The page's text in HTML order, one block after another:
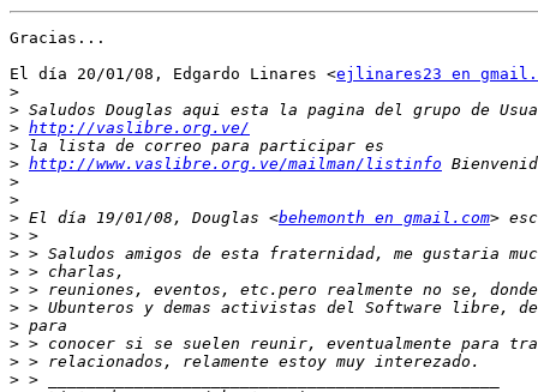
Gracias...
El día 20/01/08, Edgardo Linares <ejlinares23 en
>
>
> http://vaslibre.org.ve/
>
> http://www.vaslibre.org.ve/mailman/listinfo
>
>
> El día 19/01/08, Douglas <behemonth en gmail.com
>
>
>
>
>
>
>
>
>